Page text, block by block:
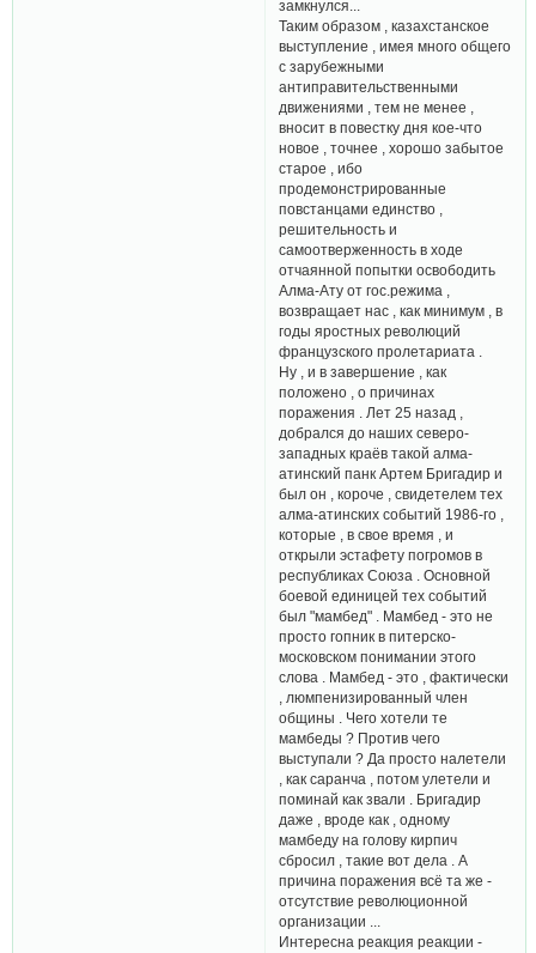
замкнулся...
Таким образом , казахстанское
выступление , имея много общего
с зарубежными
антиправительственными
движениями , тем не менее ,
вносит в повестку дня кое-что
новое , точнее , хорошо забытое
старое , ибо
продемонстрированные
повстанцами единство ,
решительность и
самоотверженность в ходе
отчаянной попытки освободить
Алма-Ату от гос.режима ,
возвращает нас , как минимум , в
годы яростных революций
французского пролетариата .
Ну , и в завершение , как
положено , о причинах
поражения . Лет 25 назад ,
добрался до наших северо-
западных краёв такой алма-
атинский панк Артем Бригадир и
был он , короче , свидетелем тех
алма-атинских событий 1986-го ,
которые , в свое время , и
открыли эстафету погромов в
республиках Союза . Основной
боевой единицей тех событий
был "мамбед" . Мамбед - это не
просто гопник в питерско-
московском понимании этого
слова . Мамбед - это , фактически
, люмпенизированный член
общины . Чего хотели те
мамбеды ? Против чего
выступали ? Да просто налетели
, как саранча , потом улетели и
поминай как звали . Бригадир
даже , вроде как , одному
мамбеду на голову кирпич
сбросил , такие вот дела . А
причина поражения всё та же -
отсутствие революционной
организации ...
Интересна реакция реакции -